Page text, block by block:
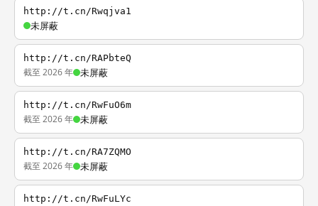
http://t.cn/Rwqjva1
未屏蔽
http://t.cn/RAPbteQ
截至 2026 年 未屏蔽
http://t.cn/RwFuO6m
截至 2026 年 未屏蔽
http://t.cn/RA7ZQMO
截至 2026 年 未屏蔽
http://t.cn/RwFuLYc